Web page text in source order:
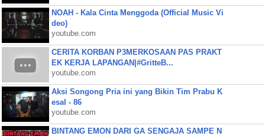
NOAH - Kala Cinta Menggoda (Official Music Vi
deo)
youtube.com
CERITA KORBAN P3MERKOSAAN PAS PRAKT
EK KERJA LAPANGAN|#GritteB...
youtube.com
Aksi Songong Pria ini yang Bikin Tim Prabu K
esal - 86
youtube.com
BINTANG EMON DARI GA SENGAJA SAMPE N